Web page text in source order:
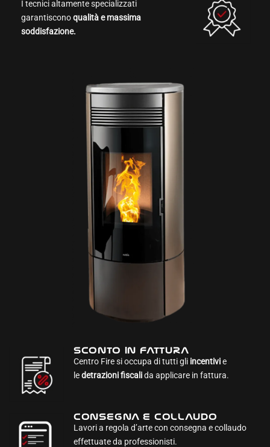
I tecnici altamente specializzati
garantisconoqualità e massima
soddisfazione.
SCONTO IN FATTURA
Centro Fire si occupa di tutti gli incentivie
ledetrazioni fiscalida applicare in fattura.
CONSEGNA E COLLAUDO
Lavori a regola d’arte con consegna e collaudo
effettuate da professionisti.